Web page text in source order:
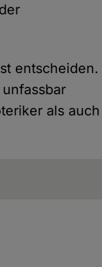
entscheiden.
als auch